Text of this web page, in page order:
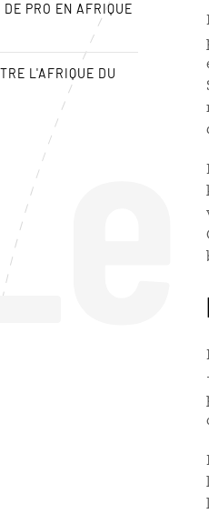
PRO EN AFRIQUE
L'AFRIQUE DU